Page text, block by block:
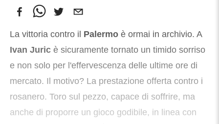
La vittoria contro il Palermo è ormai in archivio. A
Ivan Juric è sicuramente tornato un timido sorriso
e non solo per l'effervescenza delle ultime ore di
mercato. Il motivo? La prestazione offerta contro i
rosanero. Toro sul pezzo, capace di soffrire, ma
anche di proporre un gioco godibile, in linea con